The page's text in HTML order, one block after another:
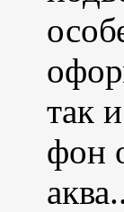
так
фон